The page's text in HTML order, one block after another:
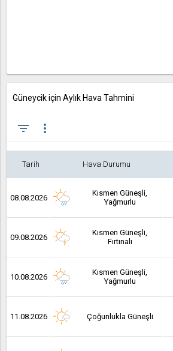
Güneycik için Aylık Hava Tahmini
filter_list more_vert
Tarih Hava Durumu
08.08.2026
Kısmen Güneşli,
Yağmurlu
09.08.2026
Kısmen Güneşli,
Fırtınalı
10.08.2026
Kısmen Güneşli,
Yağmurlu
11.08.2026 Çoğunlukla Güneşli